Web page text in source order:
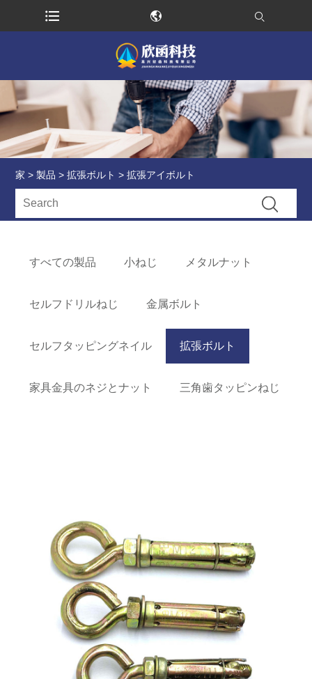
家 > 製品 >拡張ボルト > 拡張アイボルト
すべての製品 小ねじ メタルナット
セルフドリルねじ 金属ボルト
セルフタッピングネイル 拡張ボルト
家具金具のネジとナット 三角歯タッピンねじ